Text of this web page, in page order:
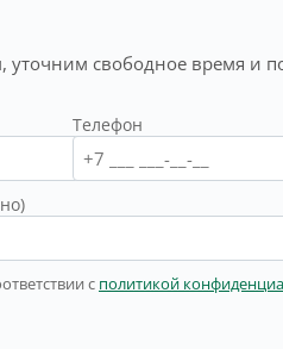
свободное время и
Телефон
с политикой